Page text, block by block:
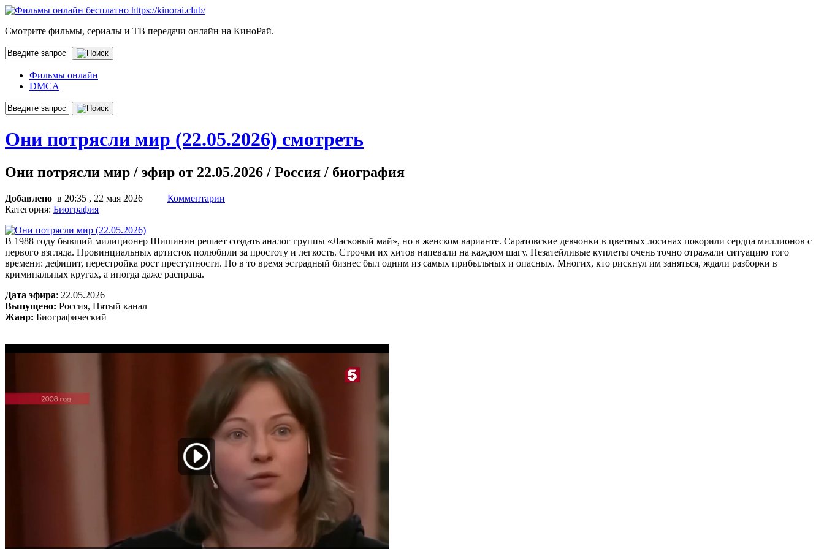
Смотрите фильмы, сериалы и ТВ передачи онлайн на КиноРай.
Фильмы онлайн
DMCA
Они потрясли мир (22.05.2026) смотреть
Они потрясли мир / эфир от 22.05.2026 / Россия / биография
Добавлено в 20:35 , 22 мая 2026
Комментарии
Категория: Биография
В 1988 году бывший милиционер Шишинин решает создать аналог группы «Ласковый май», но в женском варианте. Саратовские девчонки в цветных лосинах покорили сердца миллионов с
первого взгляда. Провинциальных артисток полюбили за простоту и легкость. Строчки их хитов напевали на каждом шагу. Незатейливые куплеты очень точно отражали ситуацию того
времени: дефицит, перестройка рост преступности. Но в то время эстрадный бизнес был одним из самых прибыльных и опасных. Многих, кто рискнул им заняться, ждали разборки в
криминальных кругах, а иногда даже расправа.
Дата эфира: 22.05.2026
Выпущено: Россия, Пятый канал
Жанр: Биографический